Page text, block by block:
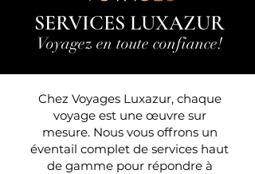
SERVICES LUXAZUR
Voyagez en toute confiance!
Chez Voyages Luxazur, chaque
voyage est une œuvre sur
mesure. Nous vous offrons un
éventail complet de services haut
de gamme pour répondre à